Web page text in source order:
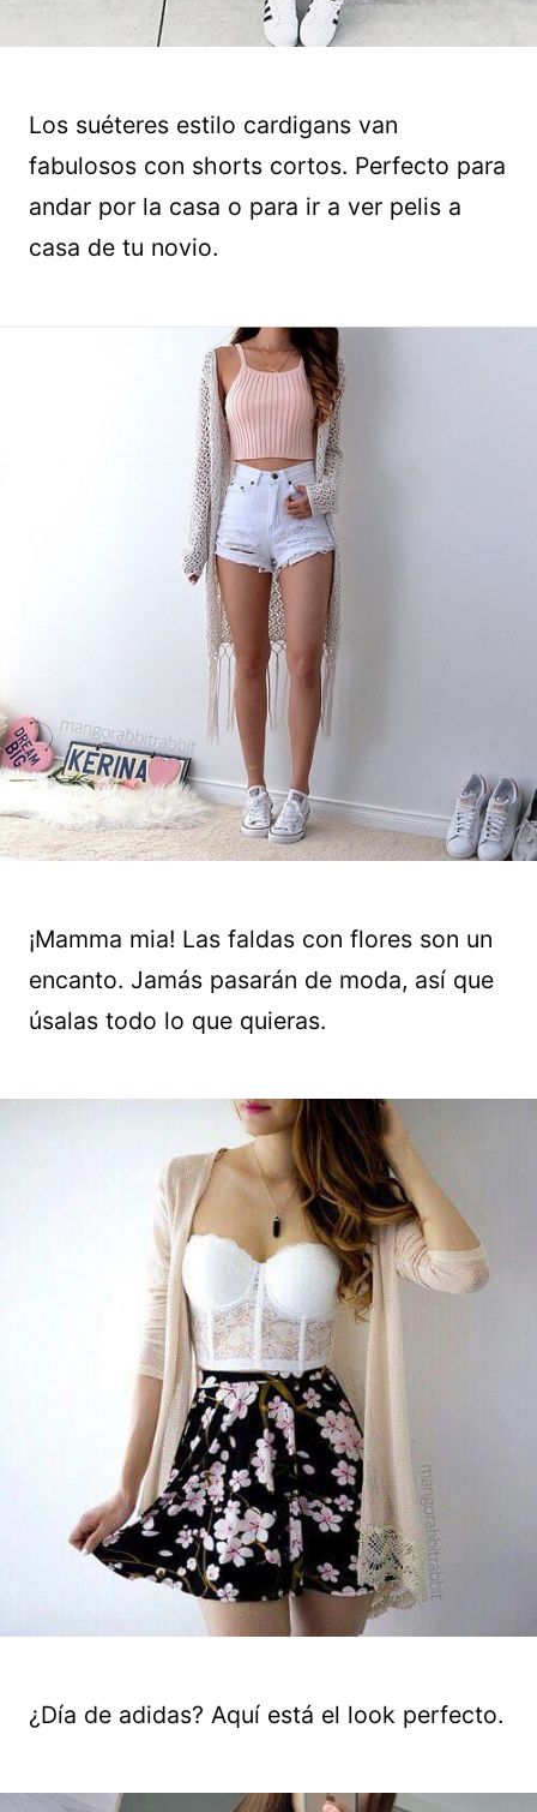
Los suéteres estilo cardigans van
fabulosos con shorts cortos. Perfecto para
andar por la casa o para ir a ver pelis a
casa de tu novio.
¡Mamma mia! Las faldas con flores son un
encanto. Jamás pasarán de moda, así que
úsalas todo lo que quieras.
¿Día de adidas? Aquí está el look perfecto.